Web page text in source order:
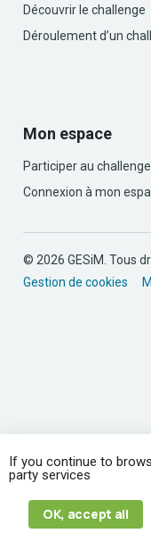
Découvrir le challenge
Déroulement d’un
Mon espace
Participer au challenge
Connexion à mon
© 2026 GESiM. Tous
Gestion de cookies
If you continue to
party services
OK, accept all